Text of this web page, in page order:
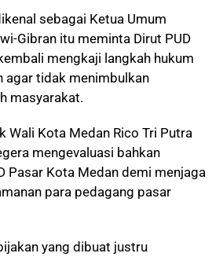
sebagai Ketua Umum
Gibran itu meminta Dirut PUD
mengkaji langkah hukum
agar tidak menimbulkan
masyarakat.
Wali Kota Medan Rico Tri Putra
mengevaluasi bahkan
Pasar Kota Medan demi menjaga
para pedagang pasar
yang dibuat justru